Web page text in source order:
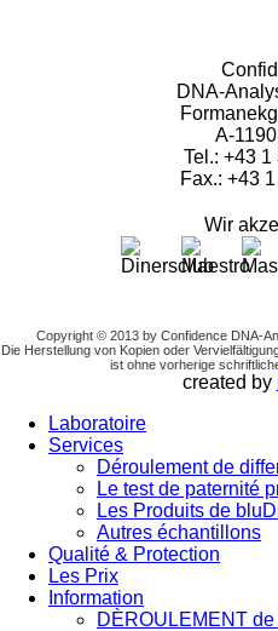
DNA-
A-
Tel.: +43
Fax.: +43
Wir
Copyright © 2013 by Confidence DNA-
Die Herstellung von Kopien oder
ist ohne vorherige
created by
Laboratoire
Services
Déroulement de
Le test de paternité
Les Produits de
Autres échantillons
Qualité & Protection
Les Prix
Information
DÈROULEMENT